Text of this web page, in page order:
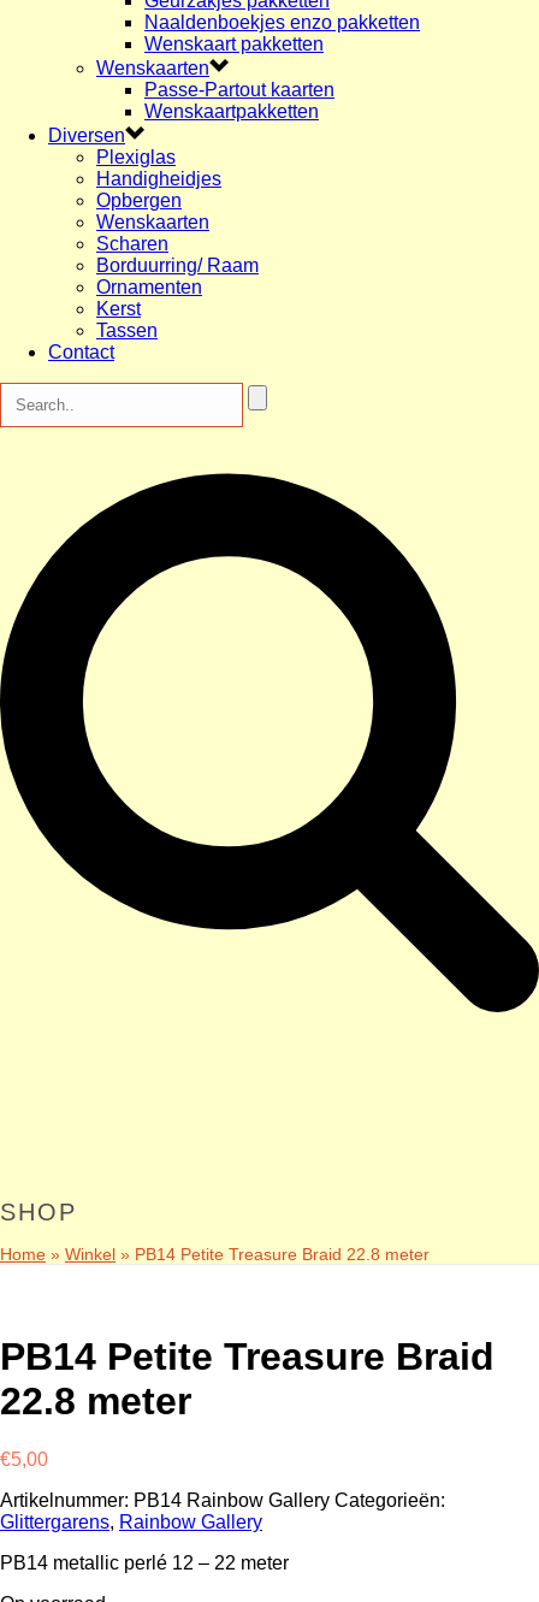
Naaldenboekjes enzo pakketten
Wenskaart pakketten
Wenskaarten
Passe-Partout kaarten
Wenskaartpakketten
Diversen
Plexiglas
Handigheidjes
Opbergen
Wenskaarten
Scharen
Borduurring/ Raam
Ornamenten
Kerst
Tassen
Contact
SHOP
Home » Winkel » PB14 Petite Treasure Braid 22.8 meter
PB14 Petite Treasure Braid
22.8 meter
€5,00
Artikelnummer: PB14 Rainbow Gallery Categorieën:
Glittergarens, Rainbow Gallery
PB14 metallic perlé 12 – 22 meter